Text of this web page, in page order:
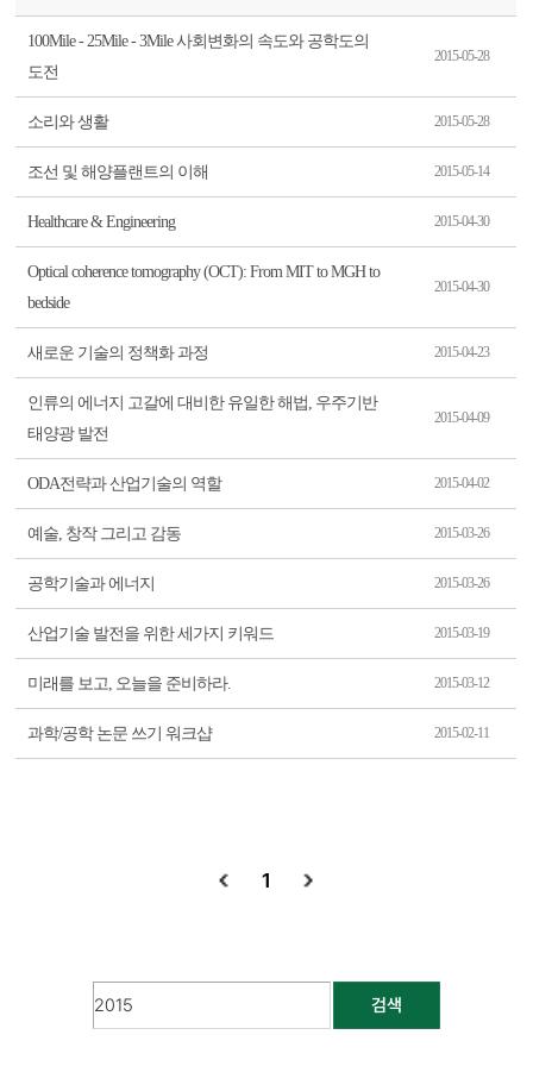
100Mile - 25Mile - 3Mile 사회변화의 속도와 공학도의
도전
2015-05-28
소리와 생활 2015-05-28
조선 및 해양플랜트의 이해 2015-05-14
Healthcare & Engineering 2015-04-30
Optical coherence tomography (OCT): From MIT to MGH to
bedside
2015-04-30
새로운 기술의 정책화 과정 2015-04-23
인류의 에너지 고갈에 대비한 유일한 해법, 우주기반
태양광 발전
2015-04-09
ODA전략과 산업기술의 역할 2015-04-02
예술, 창작 그리고 감동 2015-03-26
공학기술과 에너지 2015-03-26
산업기술 발전을 위한 세가지 키워드 2015-03-19
미래를 보고, 오늘을 준비하라. 2015-03-12
과학/공학 논문 쓰기 워크샵 2015-02-11
1
검색